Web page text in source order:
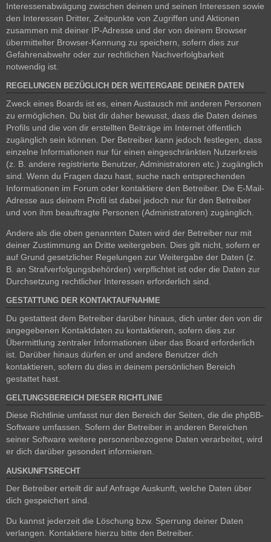
Interessenabwägung zwischen deinen und seinen Interessen sowie
den Interessen Dritter, Zeitpunkte von Zugriffen und Aktionen
zusammen mit deiner IP-Adresse und der von deinem Browser
übermittelter Browser-Kennung zu speichern, sofern dies zur
Gefahrenabwehr oder zur rechtlichen Nachverfolgbarkeit
notwendig ist.
REGELUNGEN BEZÜGLICH DER WEITERGABE DEINER DATEN
Zweck eines Boards ist es, einen Austausch mit anderen Personen
zu ermöglichen. Du bist dir daher bewusst, dass die Daten deines
Profils und die von dir erstellten Beiträge im Internet öffentlich
zugänglich sein können. Der Betreiber kann jedoch festlegen, dass
einzelne Informationen nur für einen eingeschränkten Nutzerkreis
(z. B. andere registrierte Benutzer, Administratoren etc.) zugänglich
sind. Wenn du Fragen dazu hast, suche nach entsprechenden
Informationen im Forum oder kontaktiere den Betreiber. Die E-Mail-
Adresse aus deinem Profil ist dabei jedoch nur für den Betreiber
und von ihm beauftragte Personen (Administratoren) zugänglich.
Andere als die oben genannten Daten wird der Betreiber nur mit
deiner Zustimmung an Dritte weitergeben. Dies gilt nicht, sofern er
auf Grund gesetzlicher Regelungen zur Weitergabe der Daten (z.
B. an Strafverfolgungsbehörden) verpflichtet ist oder die Daten zur
Durchsetzung rechtlicher Interessen erforderlich sind.
GESTATTUNG DER KONTAKTAUFNAHME
Du gestattest dem Betreiber darüber hinaus, dich unter den von dir
angegebenen Kontaktdaten zu kontaktieren, sofern dies zur
Übermittlung zentraler Informationen über das Board erforderlich
ist. Darüber hinaus dürfen er und andere Benutzer dich
kontaktieren, sofern du dies in deinem persönlichen Bereich
gestattet hast.
GELTUNGSBEREICH DIESER RICHTLINIE
Diese Richtlinie umfasst nur den Bereich der Seiten, die die phpBB-
Software umfassen. Sofern der Betreiber in anderen Bereichen
seiner Software weitere personenbezogene Daten verarbeitet, wird
er dich darüber gesondert informieren.
AUSKUNFTSRECHT
Der Betreiber erteilt dir auf Anfrage Auskunft, welche Daten über
dich gespeichert sind.
Du kannst jederzeit die Löschung bzw. Sperrung deiner Daten
verlangen. Kontaktiere hierzu bitte den Betreiber.